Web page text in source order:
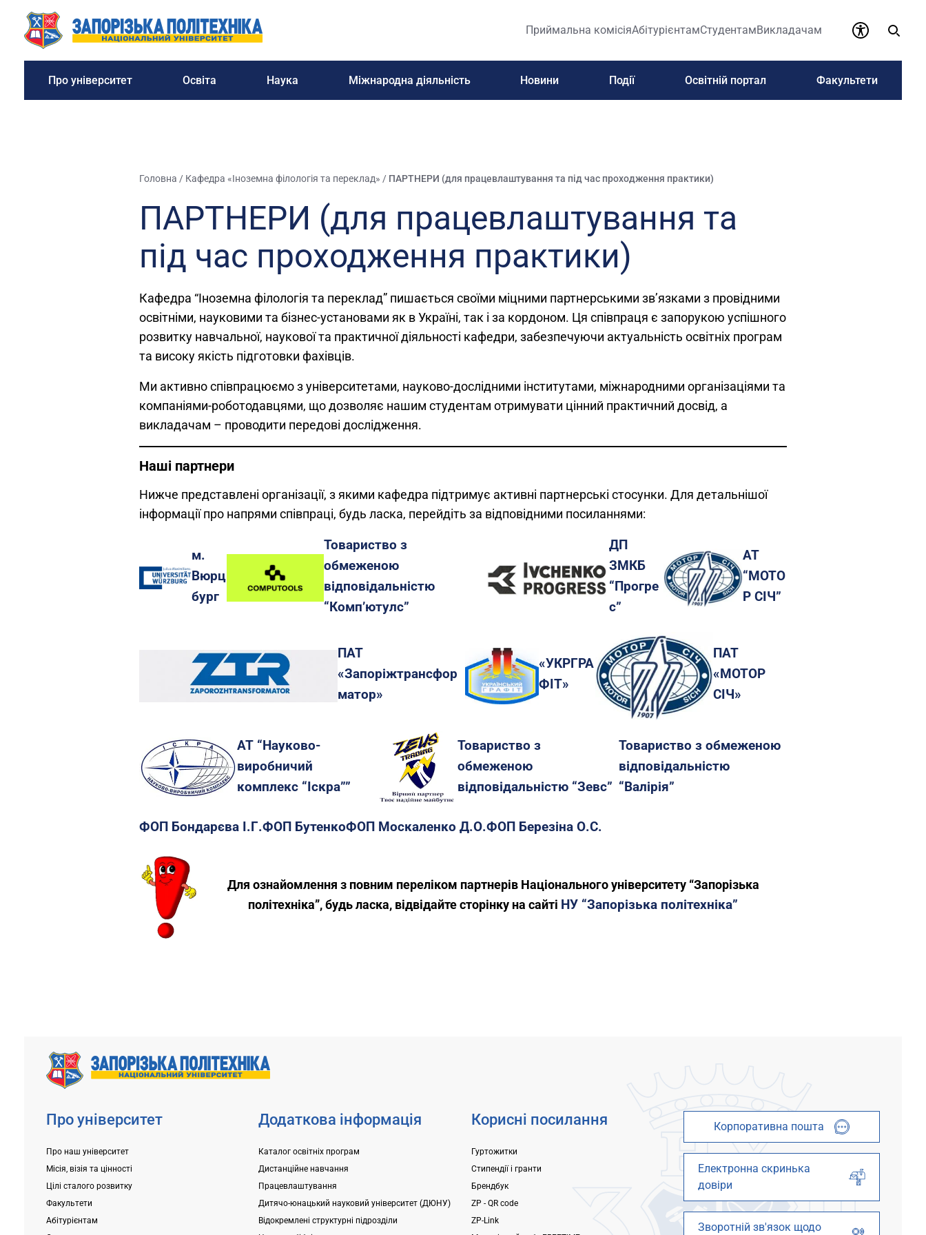
Приймальна комісіяАбітурієнтамСтудентамВикладачам
Про університет Освіта Наука Міжнародна діяльність Новини Події Освітній портал Факультети
Головна / Кафедра «Іноземна філологія та переклад» / ПАРТНЕРИ (для працевлаштування та під час проходження практики)
ПАРТНЕРИ (для працевлаштування та
під час проходження практики)
Кафедра “Іноземна філологія та переклад” пишається своїми міцними партнерськими зв’язками з провідними
освітніми, науковими та бізнес-установами як в Україні, так і за кордоном. Ця співпраця є запорукою успішного
розвитку навчальної, наукової та практичної діяльності кафедри, забезпечуючи актуальність освітніх програм
та високу якість підготовки фахівців.
Ми активно співпрацюємо з університетами, науково-дослідними інститутами, міжнародними організаціями та
компаніями-роботодавцями, що дозволяє нашим студентам отримувати цінний практичний досвід, а
викладачам – проводити передові дослідження.
Наші партнери
Нижче представлені організації, з якими кафедра підтримує активні партнерські стосунки. Для детальнішої
інформації про напрями співпраці, будь ласка, перейдіть за відповідними посиланнями:
м.
Вюрц
бург
Товариство з
обмеженою
відповідальністю
“Комп’ютулс”
ДП
ЗМКБ
“Прогре
с”
АТ
“МОТО
Р СІЧ”
ПАТ
«Запоріжтрансфор
матор»
«УКРГРА
ФІТ»
ПАТ
«МОТОР
СІЧ»
АТ “Науково-
виробничий
комплекс “Іскра””
Товариство з
обмеженою
відповідальністю “Зевс”
Товариство з обмеженою
відповідальністю
“Валірія”
ФОП Бондарєва І.Г.ФОП БутенкоФОП Москаленко Д.О.ФОП Березіна О.С.
Для ознайомлення з повним переліком партнерів Національного університету “Запорізька
політехніка”, будь ласка, відвідайте сторінку на сайті НУ “Запорізька політехніка”
Про університет
Про наш університет
Місія, візія та цінності
Цілі сталого розвитку
Факультети
Абітурієнтам
Додаткова інформація
Каталог освітніх програм
Дистанційне навчання
Працевлаштування
Дитячо-юнацький науковий університет (ДЮНУ)
Відокремлені структурні підрозділи
Корисні посилання
Гуртожитки
Стипендії і гранти
Брендбук
ZP - QR code
ZP-Link
Корпоративна пошта
Електронна скринька
довіри
Зворотній зв'язок щодо